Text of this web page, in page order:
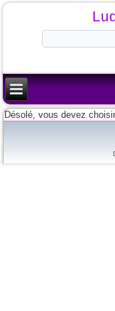
Désolé, vous devez